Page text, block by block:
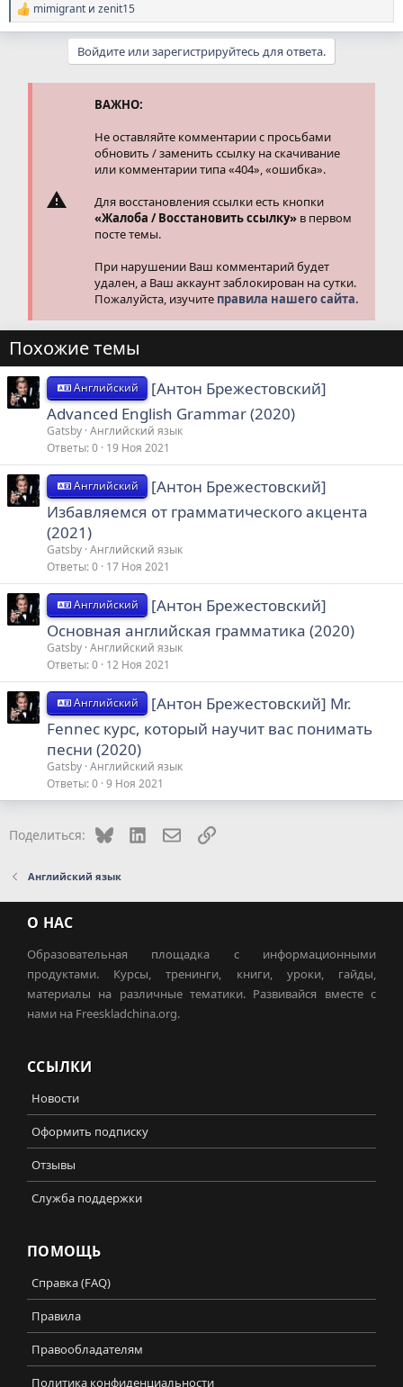
Р
е
mimigrant и zenit15
Войдите или зарегистрируйтесь для ответа.
ВАЖНО:
Не оставляйте комментарии с просьбами
обновить / заменить ссылку на скачивание
или комментарии типа «404», «ошибка».
Для восстановления ссылки есть кнопки
«Жалоба / Восстановить ссылку» в первом
посте темы.
При нарушении Ваш комментарий будет
удален, а Ваш аккаунт заблокирован на сутки.
Пожалуйста, изучите правила нашего сайта.
Похожие темы
Английский
[Антон Брежестовский]
Advanced English Grammar (2020)
Gatsby Английский язык
Ответы 0 19 Ноя 2021
Английский
[Антон Брежестовский]
Избавляемся от грамматического акцента
(2021)
Gatsby Английский язык
Ответы 0 17 Ноя 2021
Английский
[Антон Брежестовский]
Основная английская грамматика (2020)
Gatsby Английский язык
Ответы 0 12 Ноя 2021
Английский
[Антон Брежестовский] Mr.
Fennec курс, который научит вас понимать
песни (2020)
Gatsby Английский язык
Ответы 0 9 Ноя 2021
Поделиться: Bluesky LinkedInЭлектронная почта
Ссылка
Английский язык
О НАС
Образовательная площадка с информационными
продуктами. Курсы, тренинги, книги, уроки, гайды,
материалы на различные тематики. Развивайся вместе с
нами на Freeskladchina.org.
ССЫЛКИ
Новости
Оформить подписку
Отзывы
Служба поддержки
ПОМОЩЬ
Справка (FAQ)
Правила
Правообладателям
Политика конфиденциальности